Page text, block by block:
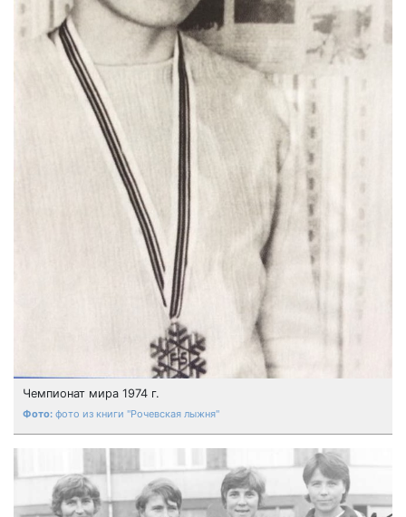
Чемпионат мира 1974 г.
фото из книги "Рочевская лыжня"